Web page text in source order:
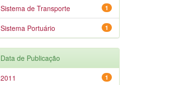
1
Sistema de Transporte
1
Sistema Portuário
Data de Publicação
1
2011